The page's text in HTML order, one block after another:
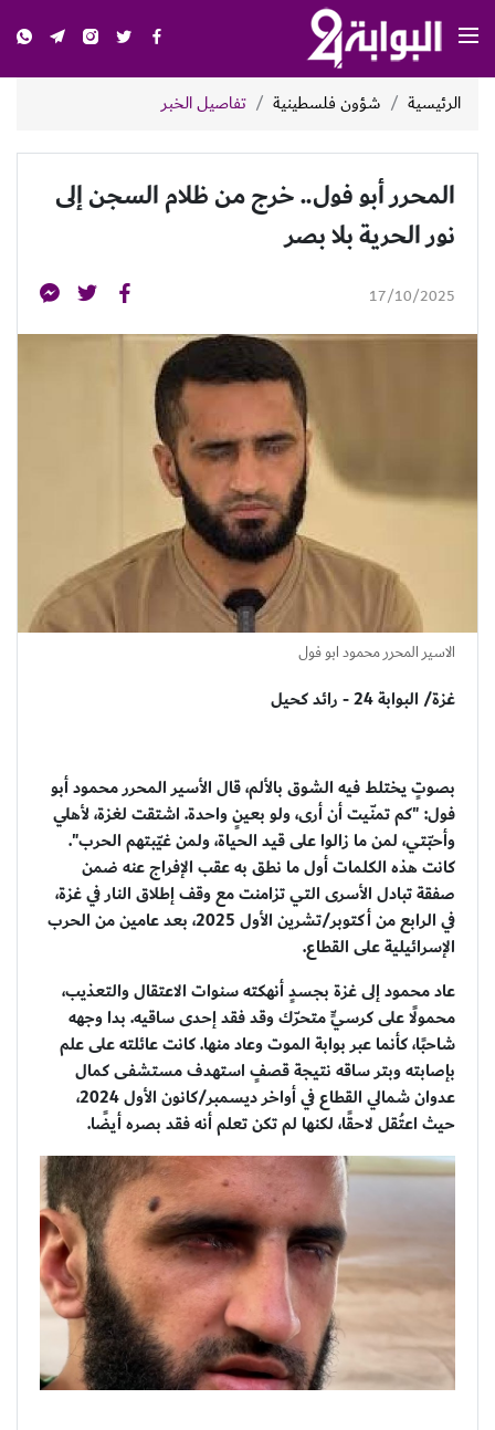
الرئيسية شؤون فلسطينية تفاصيل الخبر
المحرر أبو فول.. خرج من ظلام السجن إلى
نور الحرية بلا بصر
17/10/2025
الاسير المحرر محمود ابو فول
غزة/ البوابة 24 - رائد كحيل
بصوتٍ يختلط فيه الشوق بالألم، قال الأسير المحرر محمود أبو
فول: "كم تمنّيت أن أرى، ولو بعينٍ واحدة. اشتقت لغزة، لأهلي
وأحبّتي، لمن ما زالوا على قيد الحياة، ولمن غيّبتهم الحرب".
كانت هذه الكلمات أول ما نطق به عقب الإفراج عنه ضمن
صفقة تبادل الأسرى التي تزامنت مع وقف إطلاق النار في غزة،
في الرابع من أكتوبر/تشرين الأول 2025، بعد عامين من الحرب
الإسرائيلية على القطاع.
عاد محمود إلى غزة بجسدٍ أنهكته سنوات الاعتقال والتعذيب،
محمولًا على كرسيٍّ متحرّك وقد فقد إحدى ساقيه. بدا وجهه
شاحبًا، كأنما عبر بوابة الموت وعاد منها. كانت عائلته على علم
بإصابته وبتر ساقه نتيجة قصفٍ استهدف مستشفى كمال
عدوان شمالي القطاع في أواخر ديسمبر/كانون الأول 2024،
حيث اعتُقل لاحقًا، لكنها لم تكن تعلم أنه فقد بصره أيضًا.